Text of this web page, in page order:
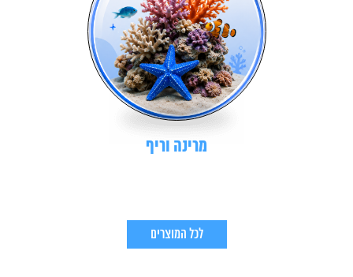
מרינה וריף
לכל המוצרים